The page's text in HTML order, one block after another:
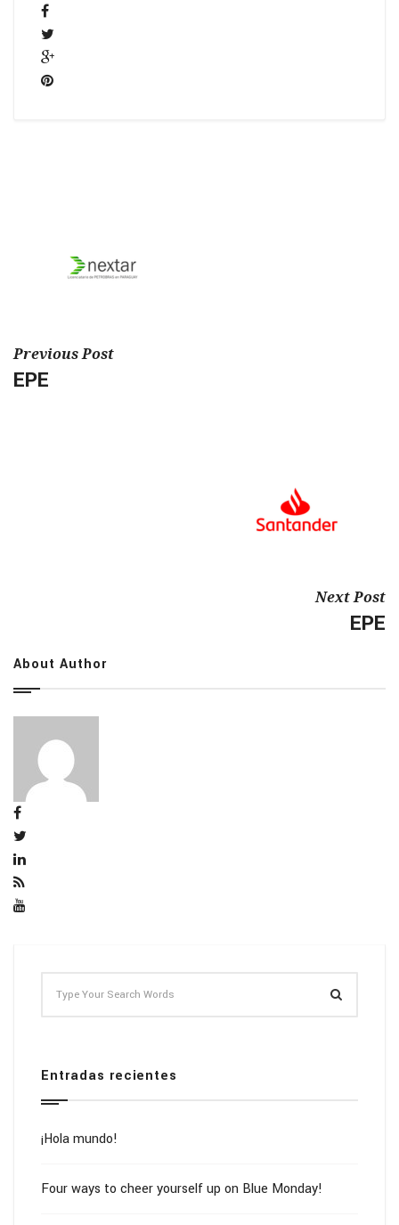
Previous Post
EPE
Next Post
EPE
About Author
Entradas recientes
¡Hola mundo!
Four ways to cheer yourself up on Blue Monday!